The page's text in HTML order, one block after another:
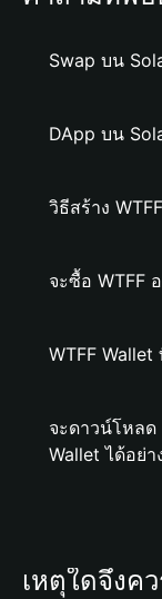
Swap บน
DApp บน
วิธีสร้าง
จะซื้อ WTFF อ
WTFF
จะดาวน์โหลด
Wallet ได้อย่า
เหตุใดจึงค